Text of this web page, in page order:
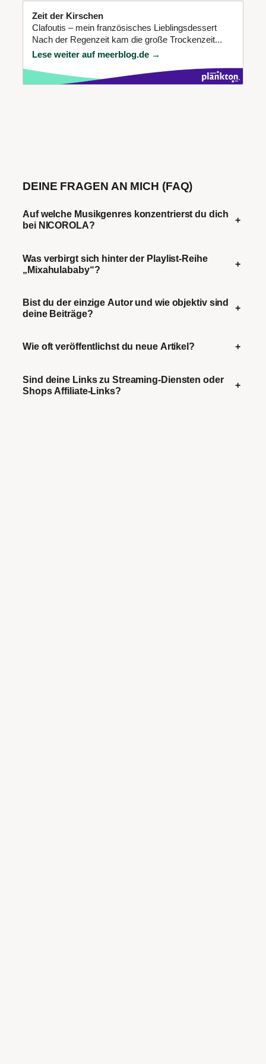
Zeit der Kirschen
Clafoutis – mein französisches Lieblingsdessert
Nach der Regenzeit kam die große Trockenzeit...
Lese weiter auf meerblog.de →
DEINE FRAGEN AN MICH (FAQ)
Auf welche Musikgenres konzentrierst du dich
bei NICOROLA?
+
Was verbirgt sich hinter der Playlist-Reihe
„Mixahulababy“?
+
Bist du der einzige Autor und wie objektiv sind
deine Beiträge?
+
Wie oft veröffentlichst du neue Artikel? +
Sind deine Links zu Streaming-Diensten oder
Shops Affiliate-Links?
+